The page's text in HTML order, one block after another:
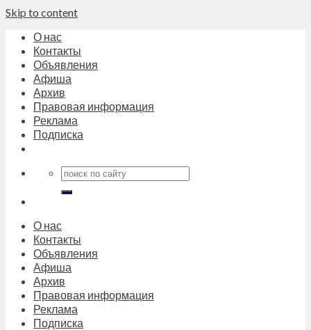
Skip to content
О нас
Контакты
Объявления
Афиша
Архив
Правовая информация
Реклама
Подписка
О нас
Контакты
Объявления
Афиша
Архив
Правовая информация
Реклама
Подписка